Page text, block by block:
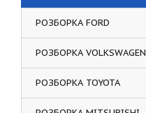
РОЗБОРКА FORD
РОЗБОРКА VOLKSWAGEN
РОЗБОРКА TOYOTA